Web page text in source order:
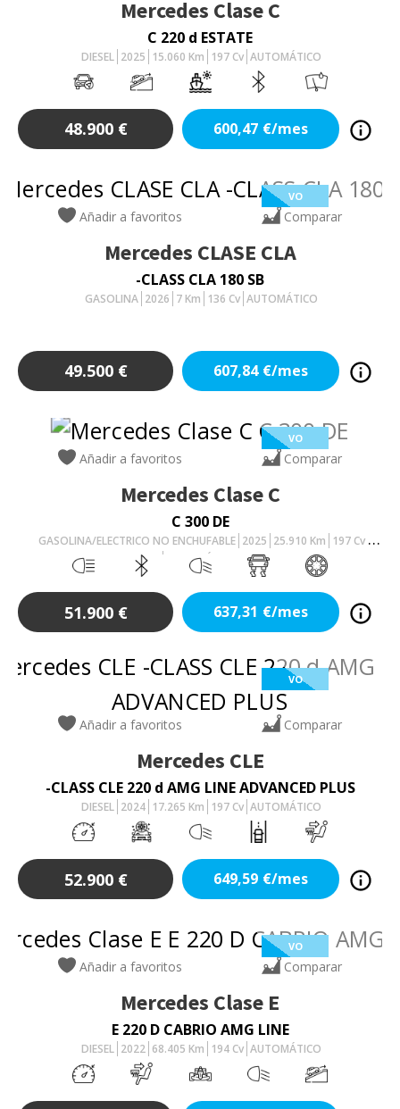
Mercedes Clase C
C 220 d ESTATE
DIESEL 2025 15.060 Km 197 Cv AUTOMÁTICO
48.900 € 600,47 €/mes
VO
Añadir a favoritos Comparar
Mercedes CLASE CLA
-CLASS CLA 180 SB
GASOLINA 2026 7 Km 136 Cv AUTOMÁTICO
49.500 € 607,84 €/mes
VO
Añadir a favoritos Comparar
Mercedes Clase C
C 300 DE
GASOLINA/ELECTRICO NO ENCHUFABLE 2025 25.910 Km 197Cv
AUTOMÁTICO
51.900 € 637,31 €/mes
VO
Añadir a favoritos Comparar
Mercedes CLE
-CLASS CLE 220 d AMG LINE ADVANCED PLUS
DIESEL 2024 17.265 Km 197 Cv AUTOMÁTICO
52.900 € 649,59 €/mes
VO
Añadir a favoritos Comparar
Mercedes Clase E
E 220 D CABRIO AMG LINE
DIESEL 2022 68.405 Km 194 Cv AUTOMÁTICO